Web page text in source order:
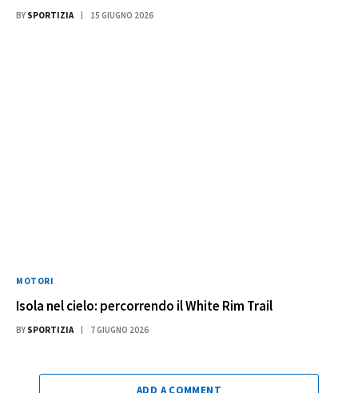
BY SPORTIZIA 15 GIUGNO 2026
MOTORI
Isola nel cielo: percorrendo il White Rim Trail
BY SPORTIZIA 7 GIUGNO 2026